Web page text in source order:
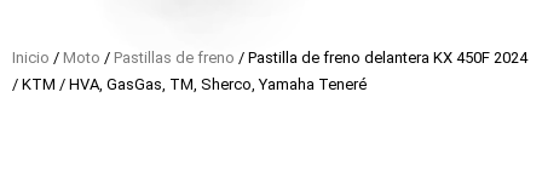
Inicio / Moto / Pastillas de freno / Pastilla de freno delantera KX 450F 2024
/ KTM / HVA, GasGas, TM, Sherco, Yamaha Teneré